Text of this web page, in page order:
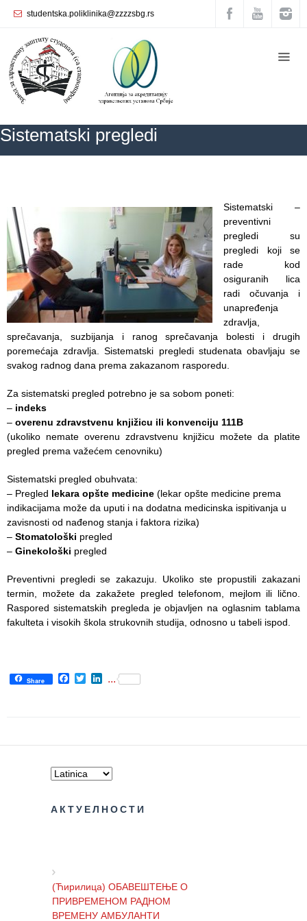
studentska.poliklinika@zzzzsbg.rs
Sistematski pregledi
Sistematski –
preventivni
pregledi su
pregledi koji se
rade kod
osiguranih lica
radi očuvanja i
unapređenja
zdravlјa,
sprečavanja, suzbijanja i ranog sprečavanja bolesti i drugih
poremećaja zdravlјa. Sistematski pregledi studenata obavljaju se
svakog radnog dana prema zakazanom rasporedu.
Za sistematski pregled potrebno je sa sobom poneti:
– indeks
– overenu zdravstvenu knjižicu ili konvenciju 111B
(ukoliko nemate overenu zdravstvenu knjižicu možete da platite
pregled prema važećem cenovniku)
Sistematski pregled obuhvata:
– Pregled lekara opšte medicine (lekar opšte medicine prema
indikacijama može da uputi i na dodatna medicinska ispitivanja u
zavisnosti od nađenog stanja i faktora rizika)
– Stomatološki pregled
– Ginekološki pregled
Preventivni pregledi se zakazuju. Ukoliko ste propustili zakazani
termin, možete da zakažete pregled telefonom, mejlom ili lično.
Raspored sistematskih pregleda je objavljen na oglasnim tablama
fakulteta i visokih škola strukovnih studija, odnosno u tabeli ispod.
Share Facebook
TwitterLinkedIn
...
АКТУЕЛНОСТИ
(Ћирилица) ОБАВЕШТЕЊЕ О
ПРИВРЕМЕНОМ РАДНОМ
ВРЕМЕНУ АМБУЛАНТИ
Početna
О
nama
organizacija
medicine
Služba za
zdravstvenu
zaštitu žena
Služba
stomatološke
zdravstvene
zaštite
Služba za
konsultativnu
delatnost
unapređenje
i očuvanje
zdravlja
Služba za
medicinsku
Stacionar
Služba
poslove
Informator
Kvalitet
zdravstvene